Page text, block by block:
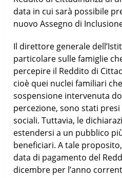
data in cui sarà possibile
nuovo Assegno di
Il direttore generale
particolare sulle famiglie
percepire il Reddito di
cioè quei nuclei familiari
sospensione intervenuta
percezione, sono stati
sociali. Tuttavia, le
estendersi a un pubblico
beneficiari. A tale
data di pagamento del
dicembre per l’anno